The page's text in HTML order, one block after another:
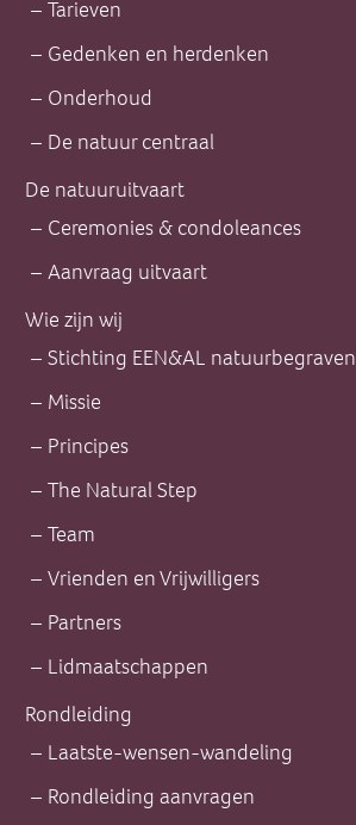
Tarieven
Gedenken en herdenken
Onderhoud
De natuur centraal
De natuuruitvaart
Ceremonies & condoleances
Aanvraag uitvaart
Wie zijn wij
Stichting EEN&AL natuurbegraven
Missie
Principes
The Natural Step
Team
Vrienden en Vrijwilligers
Partners
Lidmaatschappen
Rondleiding
Laatste-wensen-wandeling
Rondleiding aanvragen